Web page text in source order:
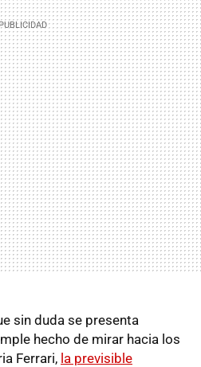
sin duda se presenta
hecho de mirar hacia los
Ferrari, la previsible